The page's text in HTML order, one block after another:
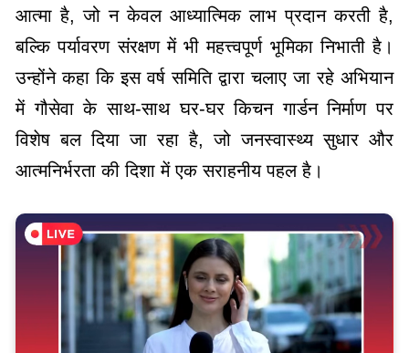
आत्मा है, जो न केवल आध्यात्मिक लाभ प्रदान करती है,
बल्कि पर्यावरण संरक्षण में भी महत्त्वपूर्ण भूमिका निभाती है।
उन्होंने कहा कि इस वर्ष समिति द्वारा चलाए जा रहे अभियान
में गौसेवा के साथ-साथ घर-घर किचन गार्डन निर्माण पर
विशेष बल दिया जा रहा है, जो जनस्वास्थ्य सुधार और
आत्मनिर्भरता की दिशा में एक सराहनीय पहल है।